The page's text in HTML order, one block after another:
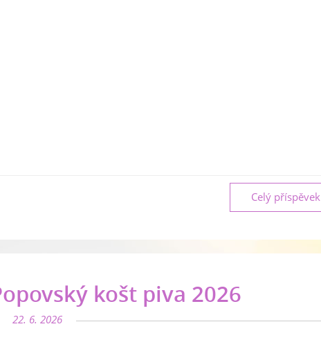
Celý příspěvek
košt piva 2026
22. 6. 2026